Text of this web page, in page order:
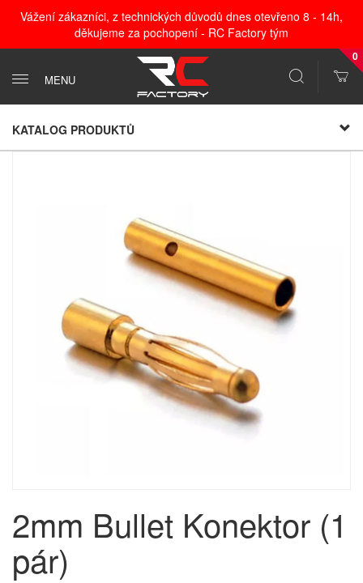
Vážení zákazníci, z technických důvodů dnes otevřeno 8 - 14h,
děkujeme za pochopení - RC Factory tým
MENU
0
KATALOG PRODUKTŮ
2mm Bullet Konektor (1
pár)